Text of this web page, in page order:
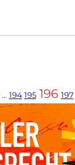
… 194 195 196 197